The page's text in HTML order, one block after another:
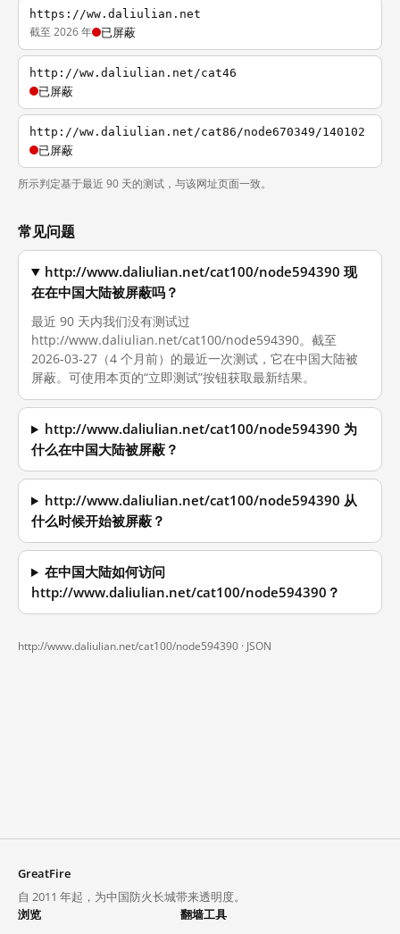
https://ww.daliulian.net
截至 2026 年 已屏蔽
http://ww.daliulian.net/cat46
已屏蔽
http://ww.daliulian.net/cat86/node670349/140102
已屏蔽
所示判定基于最近 90 天的测试，与该网址页面一致。
常见问题
http://www.daliulian.net/cat100/node594390 现
在在中国大陆被屏蔽吗？
最近 90 天内我们没有测试过
http://www.daliulian.net/cat100/node594390。截至
2026-03-27（4 个月前）的最近一次测试，它在中国大陆被
屏蔽。可使用本页的“立即测试”按钮获取最新结果。
http://www.daliulian.net/cat100/node594390 为
什么在中国大陆被屏蔽？
http://www.daliulian.net/cat100/node594390 从
什么时候开始被屏蔽？
在中国大陆如何访问
http://www.daliulian.net/cat100/node594390？
http://www.daliulian.net/cat100/node594390 · JSON
GreatFire
自 2011 年起，为中国防火长城带来透明度。
浏览
翻墙工具